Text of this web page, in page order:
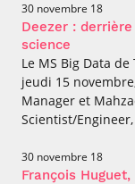
30 novembre 18
Deezer :
science
Le MS Big Data
jeudi 15
Manager et
Scientist/
30 novembre 18
François